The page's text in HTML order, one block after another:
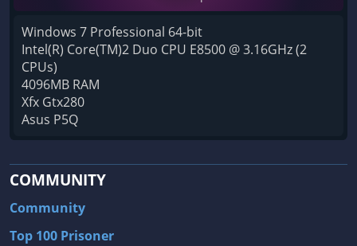
Windows 7 Professional 64-bit
Intel(R) Core(TM)2 Duo CPU E8500 @ 3.16GHz (2
CPUs)
4096MB RAM
Xfx Gtx280
Asus P5Q
COMMUNITY
Community
Top 100 Prisoner